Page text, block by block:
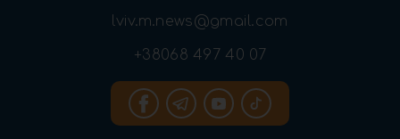
lviv.m.news@gmail.com
+38068 497 40 07